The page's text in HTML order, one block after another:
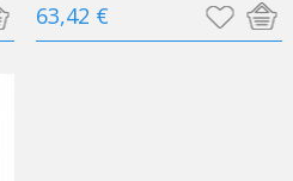
63,42 €